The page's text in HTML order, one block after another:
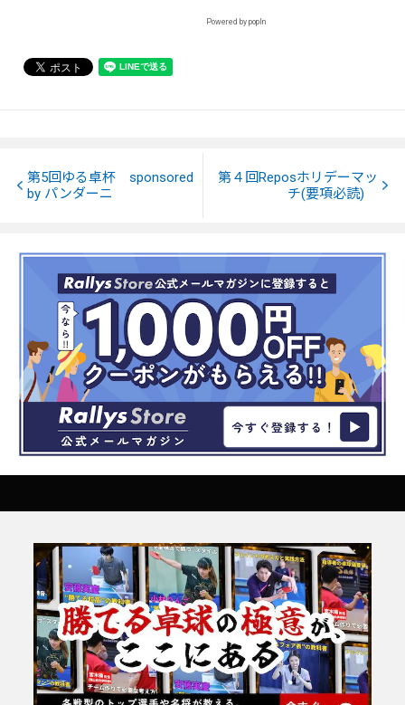
Powered by popIn
第5回ゆる卓杯 sponsored
by パンダーニ
第４回Reposホリデーマッ
チ(要項必読)